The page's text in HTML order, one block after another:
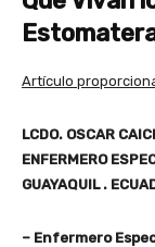
Artículo
LCDO. OSCAR
ENFERMERO
GUAYAQUIL .
– Enfermero